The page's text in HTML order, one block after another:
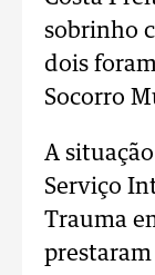
sobrinho
dois
Socorro
A
Serviço
Trauma
prestaram